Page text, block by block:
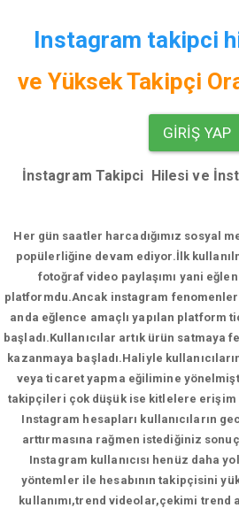
Instagram takipci
ve Yüksek Takipçi
GIRIŞ YAP
İnstagram Takipci Hilesi ve
Her gün saatler harcadığımız sosyal
popülerliğine devam ediyor.İlk
fotoğraf video paylaşımı yani
platformdu.Ancak instagram
anda eğlence amaçlı yapılan platform
başladı.Kullanıcılar artık ürün satmaya
kazanmaya başladı.Haliyle
veya ticaret yapma eğilimine
takipçileri çok düşük ise kitlelere
Instagram hesapları kullanıcıların
arttırmasına rağmen istediğiniz
Instagram kullanıcısı henüz daha
yöntemler ile hesabının takipçisini
kullanımı,trend videolar,çekimi trend